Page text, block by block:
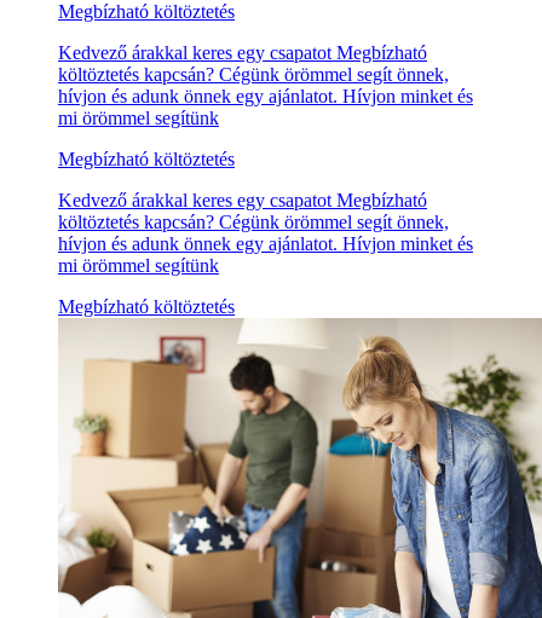
Megbízható költöztetés
Kedvező árakkal keres egy csapatot Megbízható
költöztetés kapcsán? Cégünk örömmel segít önnek,
hívjon és adunk önnek egy ajánlatot. Hívjon minket és
mi örömmel segítünk
Megbízható költöztetés
Kedvező árakkal keres egy csapatot Megbízható
költöztetés kapcsán? Cégünk örömmel segít önnek,
hívjon és adunk önnek egy ajánlatot. Hívjon minket és
mi örömmel segítünk
Megbízható költöztetés